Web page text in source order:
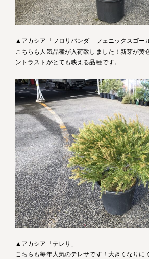
▲アカシア「フロリバンダ フェニックスゴー
こちらも人気品種が入荷致しました！新芽が黄
ントラストがとても映える品種です。
▲アカシア「テレサ」
こちらも毎年人気のテレサです！大きくなりに